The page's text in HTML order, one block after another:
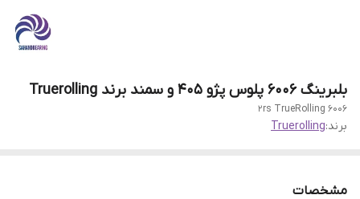
بلبرینگ 6006 پلوس پژو 405 و سمند برند Truerolling
6006 2rs TrueRolling
برند:Truerolling
مشخصات